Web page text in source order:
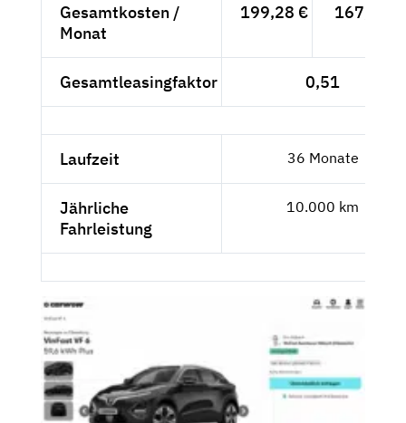
Gesamtkosten /
Monat
199,28 € 167,46 €
Gesamtleasingfaktor 0,51
Laufzeit 36 Monate
Jährliche
Fahrleistung
10.000 km